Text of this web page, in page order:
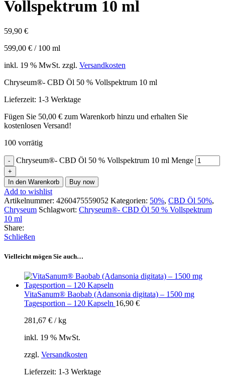
Vollspektrum 10 ml
59,90 €
599,00 € / 100 ml
inkl. 19 % MwSt. zzgl. Versandkosten
Chryseum®- CBD Öl 50 % Vollspektrum 10 ml
Lieferzeit: 1-3 Werktage
Fügen Sie 50,00 € zum Warenkorb hinzu und erhalten Sie
kostenlosen Versand!
100 vorrätig
Chryseum®- CBD Öl 50 % Vollspektrum 10 ml Menge
In den Warenkorb Buy now
Add to wishlist
Artikelnummer: 4260475559052 Kategorien: 50%, CBD Öl 50%,
Chryseum Schlagwort: Chryseum®- CBD Öl 50 % Vollspektrum
10 ml
Share:
Schließen
Vielleicht mögen Sie auch…
VitaSanum® Baobab (Adansonia digitata) – 1500 mg
Tagesportion – 120 Kapseln 16,90 €
281,67 € /kg
inkl. 19 % MwSt.
zzgl. Versandkosten
Lieferzeit: 1-3 Werktage